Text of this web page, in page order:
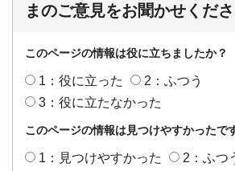
まのご意見をお聞かせくだ
このページの情報は役に立ちましたか？
1：役に立った
2：ふつう
3：役に立たなかった
このページの情報は見つけやすかったで
1：見つけやすかった
2：ふつ